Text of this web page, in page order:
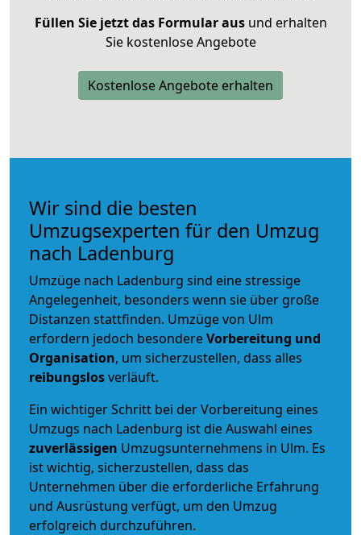
Füllen Sie jetzt das Formular ausund erhalten
Sie kostenlose Angebote
Kostenlose Angebote erhalten
Wir sind die besten
Umzugsexperten für den Umzug
nach Ladenburg
Umzüge nach Ladenburg sind eine stressige
Angelegenheit, besonders wenn sie über große
Distanzen stattfinden. Umzüge von Ulm
erfordern jedoch besondereVorbereitung und
Organisation, um sicherzustellen, dass alles
reibungslosverläuft.
Ein wichtiger Schritt bei der Vorbereitung eines
Umzugs nach Ladenburg ist die Auswahl eines
zuverlässigen Umzugsunternehmens in Ulm. Es
ist wichtig, sicherzustellen, dass das
Unternehmen über die erforderliche Erfahrung
und Ausrüstung verfügt, um den Umzug
erfolgreich durchzuführen.